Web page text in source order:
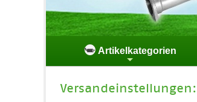
Artikelkategorien
Versand­einstellungen: